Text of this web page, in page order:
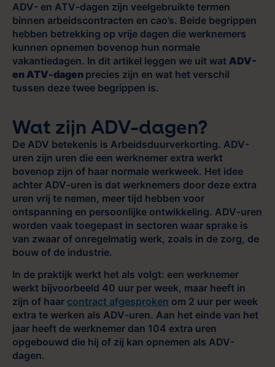
ADV- en ATV-dagen zijn veelgebruikte termen
binnen arbeidscontracten en cao’s. Beide begrippen
hebben betrekking op vrije dagen die werknemers
kunnen opnemen bovenop hun normale
vakantiedagen. In dit artikel leggen we uit wat ADV-
en ATV-dagen precies zijn en wat het verschil
tussen deze twee begrippen is.
Wat zijn ADV-dagen?
De ADV betekenis is Arbeidsduurverkorting. ADV-
uren zijn uren die een werknemer extra werkt
bovenop zijn of haar normale werkweek. Het idee
achter ADV-uren is dat werknemers door deze extra
uren vrij te nemen, meer tijd hebben voor
ontspanning en persoonlijke ontwikkeling. ADV-uren
worden vaak toegepast in sectoren waar sprake is
van zwaar of onregelmatig werk, zoals in de zorg, de
bouw of de industrie.
In de praktijk werkt het als volgt: een werknemer
werkt bijvoorbeeld 40 uur per week, maar heeft in
zijn of haar contract afgesproken om 2 uur per week
extra te werken als ADV-uren. Aan het einde van het
jaar heeft de werknemer dan 104 extra uren
opgebouwd die hij of zij kan opnemen als ADV-
dagen.